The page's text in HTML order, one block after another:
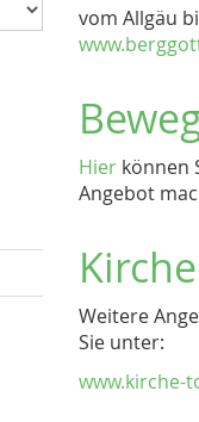
vom Allgäu
Hier können
Angebot
Weitere
Sie unter:
www.kirche-